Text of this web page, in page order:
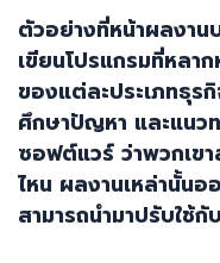
ตัวอย่างที่หน้าผลงาน
เขียนโปรแกรมที่หลา
ของแต่ละประเภทธุร
ศึกษาปัญหา และแนว
ซอฟต์แวร์ ว่าพวกเข
ไหน ผลงานเหล่านั้นอ
สามารถนำมาปรับใช้